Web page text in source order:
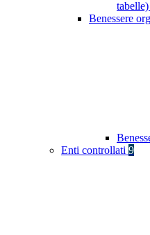
tabelle)
Benessere
Enti controllati 9